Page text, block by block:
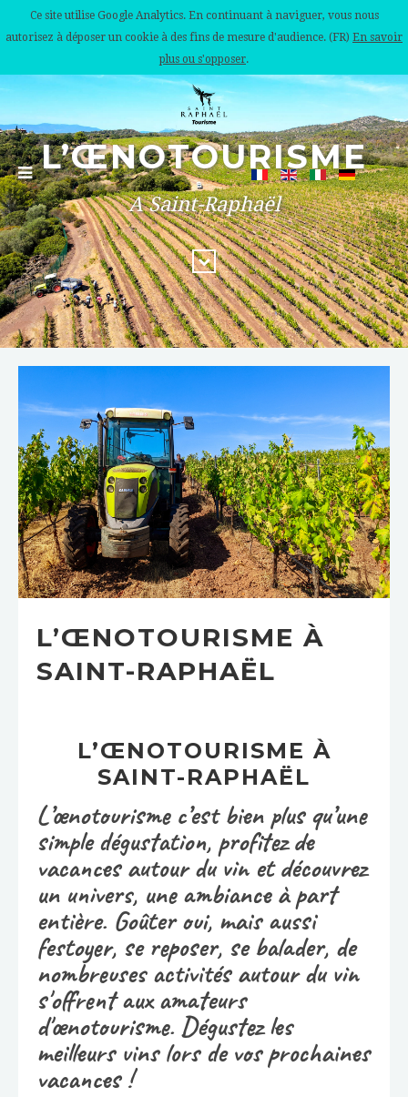
Ce site utilise Google Analytics. En continuant à naviguer, vous nous
autorisez à déposer un cookie à des fins de mesure d'audience. (FR) En savoir
plus ou s'opposer.
L’ŒNOTOURISME
A Saint-Raphaël
L’ŒNOTOURISME À
SAINT-RAPHAËL
L’ŒNOTOURISME À
SAINT-RAPHAËL
L’œnotourisme c’est bien plus qu’une
simple dégustation, profitez de
vacances autour du vin et découvrez
un univers, une ambiance à part
entière. Goûter oui, mais aussi
festoyer, se reposer, se balader, de
nombreuses activités autour du vin
s'offrent aux amateurs
d'œnotourisme. Dégustez les
meilleurs vins lors de vos prochaines
vacances !